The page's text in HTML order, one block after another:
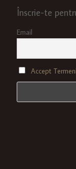
Înscrie-te
Email
Accept